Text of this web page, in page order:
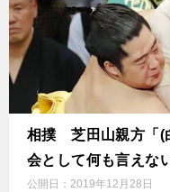
相撲 芝田山親方「(
会として何も言えな
公開日： 2019年12月28日